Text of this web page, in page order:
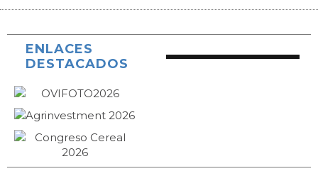
ENLACES
DESTACADOS